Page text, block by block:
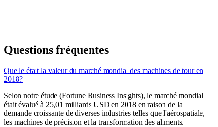
Questions fréquentes
Quelle était la valeur du marché mondial des machines de tour en
2018?
Selon notre étude (Fortune Business Insights), le marché mondial
était évalué à 25,01 milliards USD en 2018 en raison de la
demande croissante de diverses industries telles que l'aérospatiale,
les machines de précision et la transformation des aliments.